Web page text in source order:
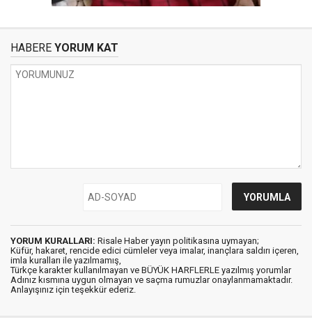
HABERE YORUM KAT
YORUM KURALLARI: Risale Haber yayın politikasına uymayan;
Küfür, hakaret, rencide edici cümleler veya imalar, inançlara saldırı içeren,
imla kuralları ile yazılmamış,
Türkçe karakter kullanılmayan ve BÜYÜK HARFLERLE yazılmış yorumlar
Adınız kısmına uygun olmayan ve saçma rumuzlar onaylanmamaktadır.
Anlayışınız için teşekkür ederiz.